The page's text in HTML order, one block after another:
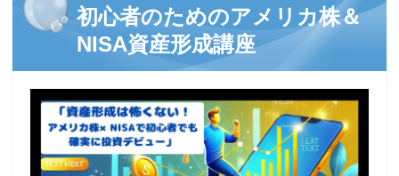
初心者のためのアメリカ株＆
NISA資産形成講座